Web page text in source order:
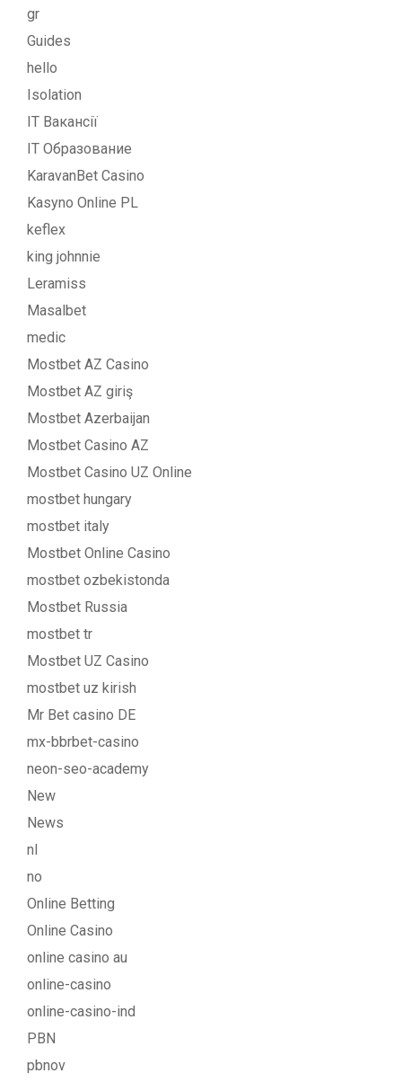
gr
Guides
hello
Isolation
IT Вакансії
IT Образование
KaravanBet Casino
Kasyno Online PL
keflex
king johnnie
Leramiss
Masalbet
medic
Mostbet AZ Casino
Mostbet AZ giriş
Mostbet Azerbaijan
Mostbet Casino AZ
Mostbet Casino UZ Online
mostbet hungary
mostbet italy
Mostbet Online Casino
mostbet ozbekistonda
Mostbet Russia
mostbet tr
Mostbet UZ Casino
mostbet uz kirish
Mr Bet casino DE
mx-bbrbet-casino
neon-seo-academy
New
News
nl
no
Online Betting
Online Casino
online casino au
online-casino
online-casino-ind
PBN
pbnov